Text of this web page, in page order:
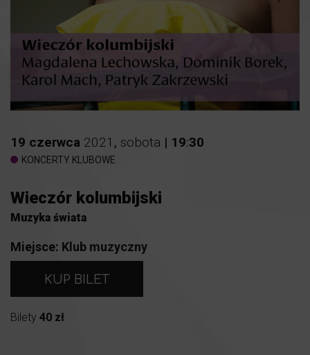
19 czerwca 2021 , sobota | 19:30
KONCERTY KLUBOWE
Wieczór kolumbijski
Muzyka świata
Miejsce: Klub muzyczny
KUP BILET
Bilety 40 zł